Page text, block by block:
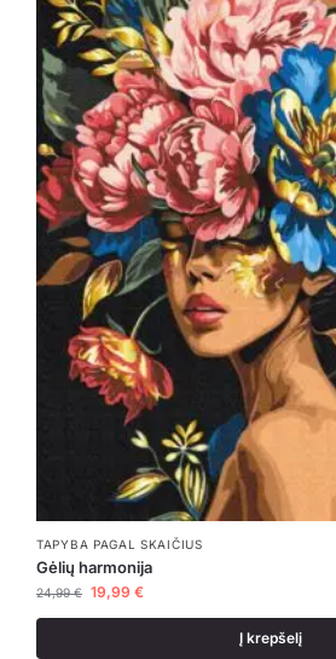
TAPYBA PAGAL SKAIČIUS
Gėlių harmonija
24,99€ 19,99 €
Į krepšelį